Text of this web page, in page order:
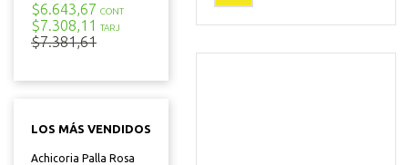
$6.643,67 CONT
$7.308,11 TARJ
$7.381,61
LOS MÁS VENDIDOS
Achicoria Palla Rosa